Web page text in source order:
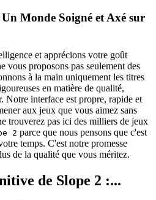
Monde Soigné et Axé sur
et apprécions votre goût
vous proposons pas seulement des
à la main uniquement les titres
en matière de qualité,
Notre interface est propre, rapide et
aux jeux que vous aimez sans
trouverez pas ici des milliers de jeux
2 parce que nous pensons que c'est
temps. C'est notre promesse
de la qualité que vous méritez.
de Slope 2 :...